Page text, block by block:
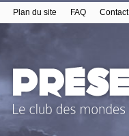
Plan du site FAQ Contact